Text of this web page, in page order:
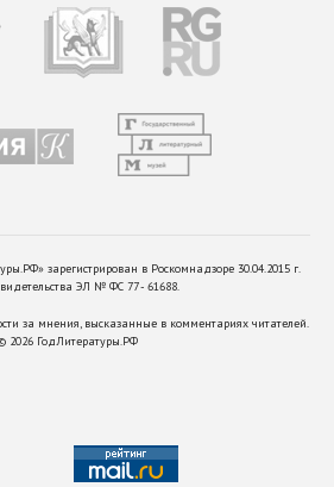
зарегистрирован в Роскомнадзоре 30.04.2015 г.
ЭЛ № ФС 77 - 61688.
за мнения, высказанные в комментариях читателей.
2026 ГодЛитературы.РФ